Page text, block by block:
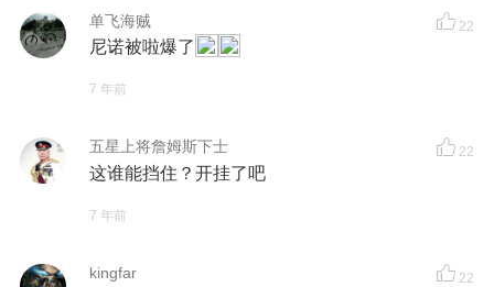
单飞海贼 22
尼诺被啦爆了
7 年前
五星上将詹姆斯下士 22
这谁能挡住？开挂了吧
7 年前
kingfar 22